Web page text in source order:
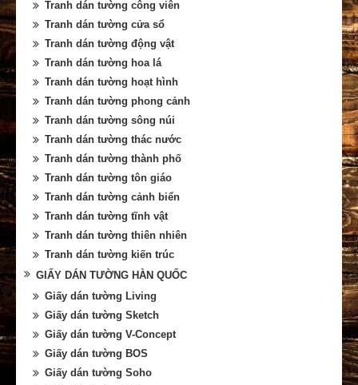
Tranh dán tường công viên
Tranh dán tường cửa sổ
Tranh dán tường động vật
Tranh dán tường hoa lá
Tranh dán tường hoạt hình
Tranh dán tường phong cảnh
Tranh dán tường sông núi
Tranh dán tường thác nước
Tranh dán tường thành phố
Tranh dán tường tôn giáo
Tranh dán tường cảnh biển
Tranh dán tường tĩnh vật
Tranh dán tường thiên nhiên
Tranh dán tường kiến trúc
GIẤY DÁN TƯỜNG HÀN QUỐC
Giấy dán tường Living
Giấy dán tường Sketch
Giấy dán tường V-Concept
Giấy dán tường BOS
Giấy dán tường Soho